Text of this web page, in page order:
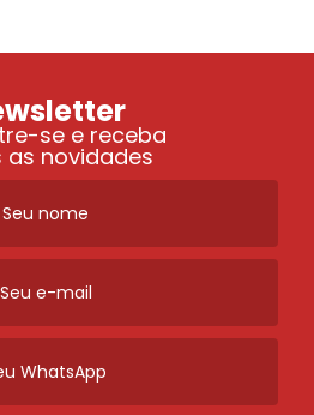
se e receba
as novidades